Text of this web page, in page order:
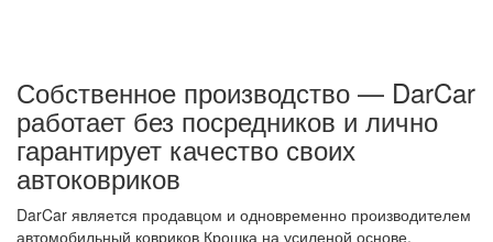
Собственное производство — DarCar
работает без посредников и лично
гарантирует качество своих
автоковриков
DarCar является продавцом и одновременно производителем
автомобильный ковриков Крошка на усиленой основе.